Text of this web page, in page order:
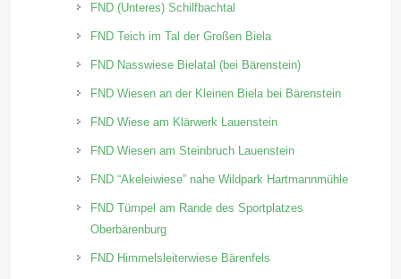
FND (Unteres) Schilfbachtal
FND Teich im Tal der Großen Biela
FND Nasswiese Bielatal (bei Bärenstein)
FND Wiesen an der Kleinen Biela bei Bärenstein
FND Wiese am Klärwerk Lauenstein
FND Wiesen am Steinbruch Lauenstein
FND “Akeleiwiese” nahe Wildpark Hartmannmühle
FND Tümpel am Rande des Sportplatzes
Oberbärenburg
FND Himmelsleiterwiese Bärenfels